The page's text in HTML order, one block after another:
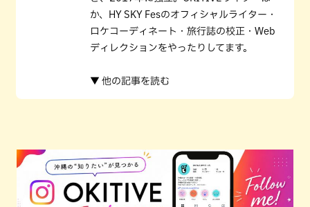
か、HY SKY Fesのオフィシャルライター・
ロケコーディネート・旅行誌の校正・Web
ディレクションをやったりしてます。
▼ 他の記事を読む